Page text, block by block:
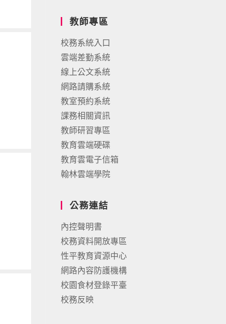
教師專區
校務系統入口
雲端差勤系統
線上公文系統
網路請購系統
教室預約系統
課務相關資訊
教師研習專區
教育雲端硬碟
教育雲電子信箱
翰林雲端學院
公務連結
內控聲明書
校務資料開放專區
性平教育資源中心
網路內容防護機構
校園食材登錄平臺
校務反映